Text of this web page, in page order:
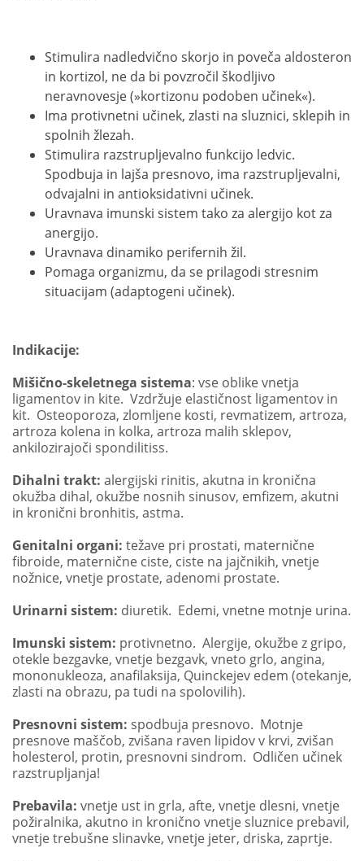
Stimulira nadledvično skorjo in poveča aldosteron
in kortizol, ne da bi povzročil škodljivo
neravnovesje (»kortizonu podoben učinek«).
Ima protivnetni učinek, zlasti na sluznici, sklepih in
spolnih žlezah.
Stimulira razstrupljevalno funkcijo ledvic.
Spodbuja in lajša presnovo, ima razstrupljevalni,
odvajalni in antioksidativni učinek.
Uravnava imunski sistem tako za alergijo kot za
anergijo.
Uravnava dinamiko perifernih žil.
Pomaga organizmu, da se prilagodi stresnim
situacijam (adaptogeni učinek).
Indikacije:
Mišično-skeletnega sistema: vse oblike vnetja
ligamentov in kite. Vzdržuje elastičnost ligamentov in
kit. Osteoporoza, zlomljene kosti, revmatizem, artroza,
artroza kolena in kolka, artroza malih sklepov,
ankilozirajoči spondilitiss.
Dihalni trakt: alergijski rinitis, akutna in kronična
okužba dihal, okužbe nosnih sinusov, emfizem, akutni
in kronični bronhitis, astma.
Genitalni organi: težave pri prostati, maternične
fibroide, maternične ciste, ciste na jajčnikih, vnetje
nožnice, vnetje prostate, adenomi prostate.
Urinarni sistem: diuretik. Edemi, vnetne motnje urina.
Imunski sistem: protivnetno. Alergije, okužbe z gripo,
otekle bezgavke, vnetje bezgavk, vneto grlo, angina,
mononukleoza, anafilaksija, Quinckejev edem (otekanje,
zlasti na obrazu, pa tudi na spolovilih).
Presnovni sistem: spodbuja presnovo. Motnje
presnove maščob, zvišana raven lipidov v krvi, zvišan
holesterol, protin, presnovni sindrom. Odličen učinek
razstrupljanja!
Prebavila: vnetje ust in grla, afte, vnetje dlesni, vnetje
požiralnika, akutno in kronično vnetje sluznice prebavil,
vnetje trebušne slinavke, vnetje jeter, driska, zaprtje.